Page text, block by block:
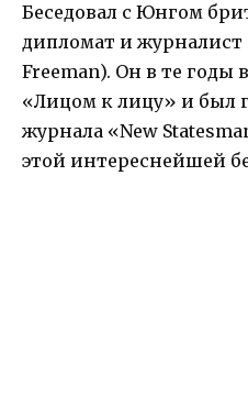
Беседовал с Юнгом
дипломат и
Freeman). Он в те годы
«Лицом к лицу» и был
журнала «New
этой интереснейшей